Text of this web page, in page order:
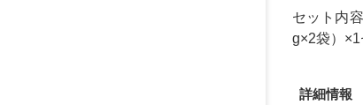
セット内
g×2袋）×1
詳細情報